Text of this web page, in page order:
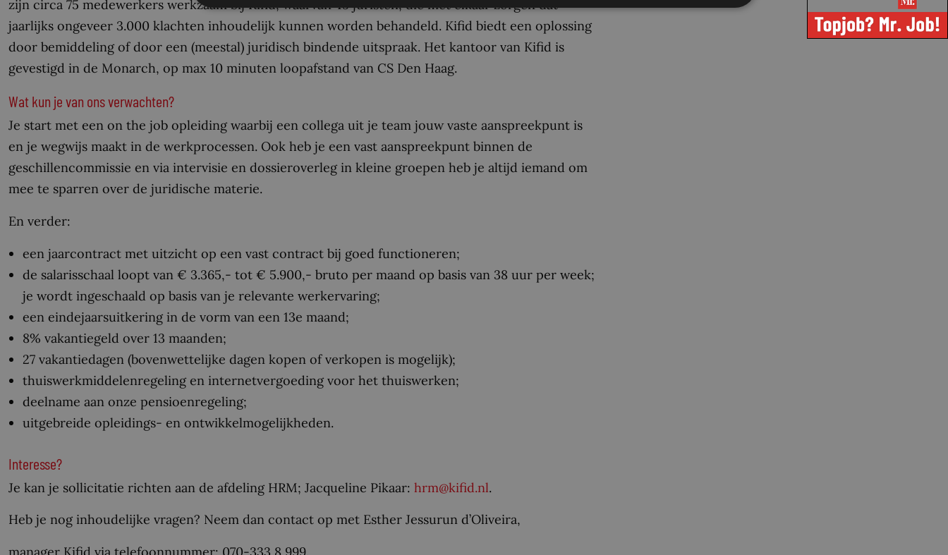
zijn circa 75 medewerkers werkzaam bij Kifid, waarvan 45 juristen, die met elkaar zorgen dat
jaarlijks ongeveer 3.000 klachten inhoudelijk kunnen worden behandeld. Kifid biedt een oplossing
door bemiddeling of door een (meestal) juridisch bindende uitspraak. Het kantoor van Kifid is
gevestigd in de Monarch, op max 10 minuten loopafstand van CS Den Haag.
Wat kun je van ons verwachten?
Je start met een on the job opleiding waarbij een collega uit je team jouw vaste aanspreekpunt is
en je wegwijs maakt in de werkprocessen. Ook heb je een vast aanspreekpunt binnen de
geschillencommissie en via intervisie en dossieroverleg in kleine groepen heb je altijd iemand om
mee te sparren over de juridische materie.
En verder:
een jaarcontract met uitzicht op een vast contract bij goed functioneren;
de salarisschaal loopt van € 3.365,- tot € 5.900,- bruto per maand op basis van 38 uur per week;
je wordt ingeschaald op basis van je relevante werkervaring;
een eindejaarsuitkering in de vorm van een 13e maand;
8% vakantiegeld over 13 maanden;
27 vakantiedagen (bovenwettelijke dagen kopen of verkopen is mogelijk);
thuiswerkmiddelenregeling en internetvergoeding voor het thuiswerken;
deelname aan onze pensioenregeling;
uitgebreide opleidings- en ontwikkelmogelijkheden.
Interesse?
Je kan je sollicitatie richten aan de afdeling HRM; Jacqueline Pikaar: hrm@kifid.nl.
Heb je nog inhoudelijke vragen? Neem dan contact op met Esther Jessurun d’Oliveira,